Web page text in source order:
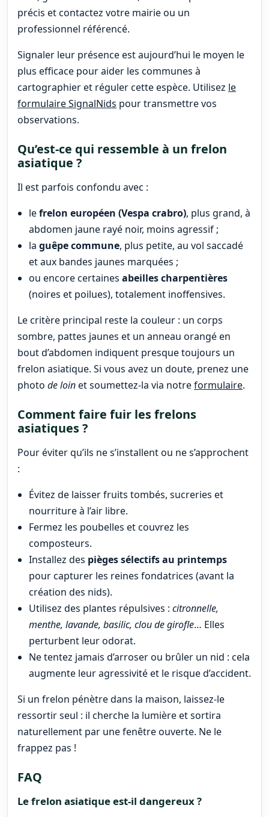
précis et contactez votre mairie ou un
professionnel référencé.
Signaler leur présence est aujourd’hui le moyen le
plus efficace pour aider les communes à
cartographier et réguler cette espèce. Utilisez le
formulaire SignalNids pour transmettre vos
observations.
Qu’est-ce qui ressemble à un frelon
asiatique ?
Il est parfois confondu avec :
lefrelon européen (Vespa crabro), plus grand, à
abdomen jaune rayé noir, moins agressif ;
laguêpe commune, plus petite, au vol saccadé
et aux bandes jaunes marquées ;
ou encore certainesabeilles charpentières
(noires et poilues), totalement inoffensives.
Le critère principal reste la couleur : un corps
sombre, pattes jaunes et un anneau orangé en
bout d’abdomen indiquent presque toujours un
frelon asiatique. Si vous avez un doute, prenez une
photo de loinet soumettez-la via notreformulaire.
Comment faire fuir les frelons
asiatiques ?
Pour éviter qu’ils ne s’installent ou ne s’approchent
:
Évitez de laisser fruits tombés, sucreries et
nourriture à l’air libre.
Fermez les poubelles et couvrez les
composteurs.
Installez des pièges sélectifs au printemps
pour capturer les reines fondatrices (avant la
création des nids).
Utilisez des plantes répulsives :citronnelle,
menthe, lavande, basilic, clou de girofle… Elles
perturbent leur odorat.
Ne tentez jamais d’arroser ou brûler un nid : cela
augmente leur agressivité et le risque d’accident.
Si un frelon pénètre dans la maison, laissez-le
ressortir seul : il cherche la lumière et sortira
naturellement par une fenêtre ouverte. Ne le
frappez pas !
FAQ
Le frelon asiatique est-il dangereux ?